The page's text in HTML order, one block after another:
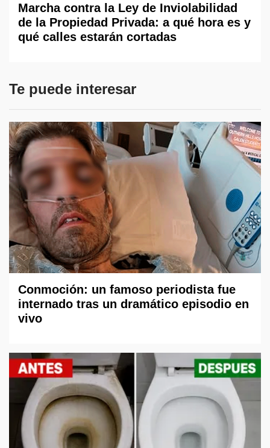
Marcha contra la Ley de Inviolabilidad
de la Propiedad Privada: a qué hora es y
qué calles estarán cortadas
Te puede interesar
Conmoción: un famoso periodista fue
internado tras un dramático episodio en
vivo